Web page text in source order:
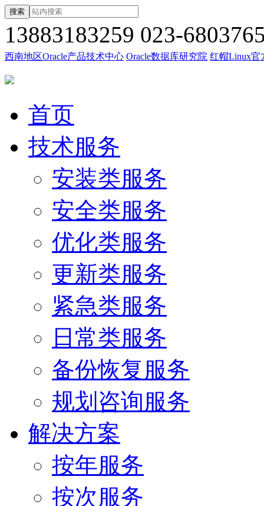
搜索
13883183259 023-
西南地区Oracle产品技术中心 Oracle数据库研究院 红帽Linux官
首页
技术服务
安装类服务
安全类服务
优化类服务
更新类服务
紧急类服务
日常类服务
备份恢复服务
规划咨询服务
解决方案
按年服务
按次服务